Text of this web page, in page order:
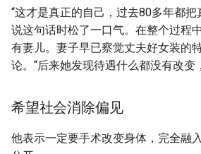
“这才是真正的自己，过去80多年都
说这句话时松了一口气。在整个过程
有妻儿。妻子早已察觉丈夫好女装的
论。“后来她发现待遇什么都没有改变
希望社会消除偏见
他表示一定要手术改变身体，完全融